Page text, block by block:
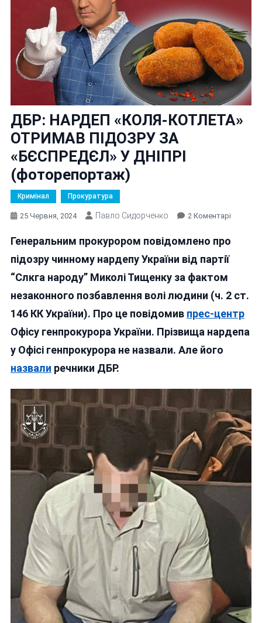
ДБР: НАРДЕП «КОЛЯ-КОТЛЕТА»
ОТРИМАВ ПІДОЗРУ ЗА
«БЄСПРЕДЄЛ» У ДНІПРІ
(фоторепортаж)
Кримінал Прокуратура
25 Червня, 2024 Павло Сидорченко 2 КоментаріДо
НАРДЕП
ПІДОЗРУ
У
Генеральним прокурором повідомлено про
підозру чинному нардепу України від партії
“Слкга народу” Миколі Тищенку за фактом
незаконного позбавлення волі людини (ч. 2 ст.
146 КК України). Про це повідомив прес-центр
Офісу генпрокурора України. Прізвища нардепа
у Офісі генпрокурора не назвали. Але його
назвали речники ДБР.